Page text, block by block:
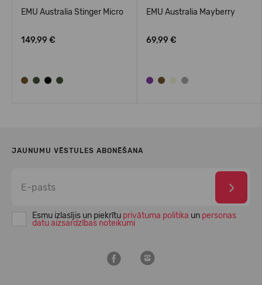
EMU Australia Stinger Micro
149,99 €
EMU Australia Mayberry
69,99 €
JAUNUMU VĒSTULES ABONĒŠANA
Esmu izlasījis un piekrītu privātuma politika un personas
datu aizsardzības noteikumi